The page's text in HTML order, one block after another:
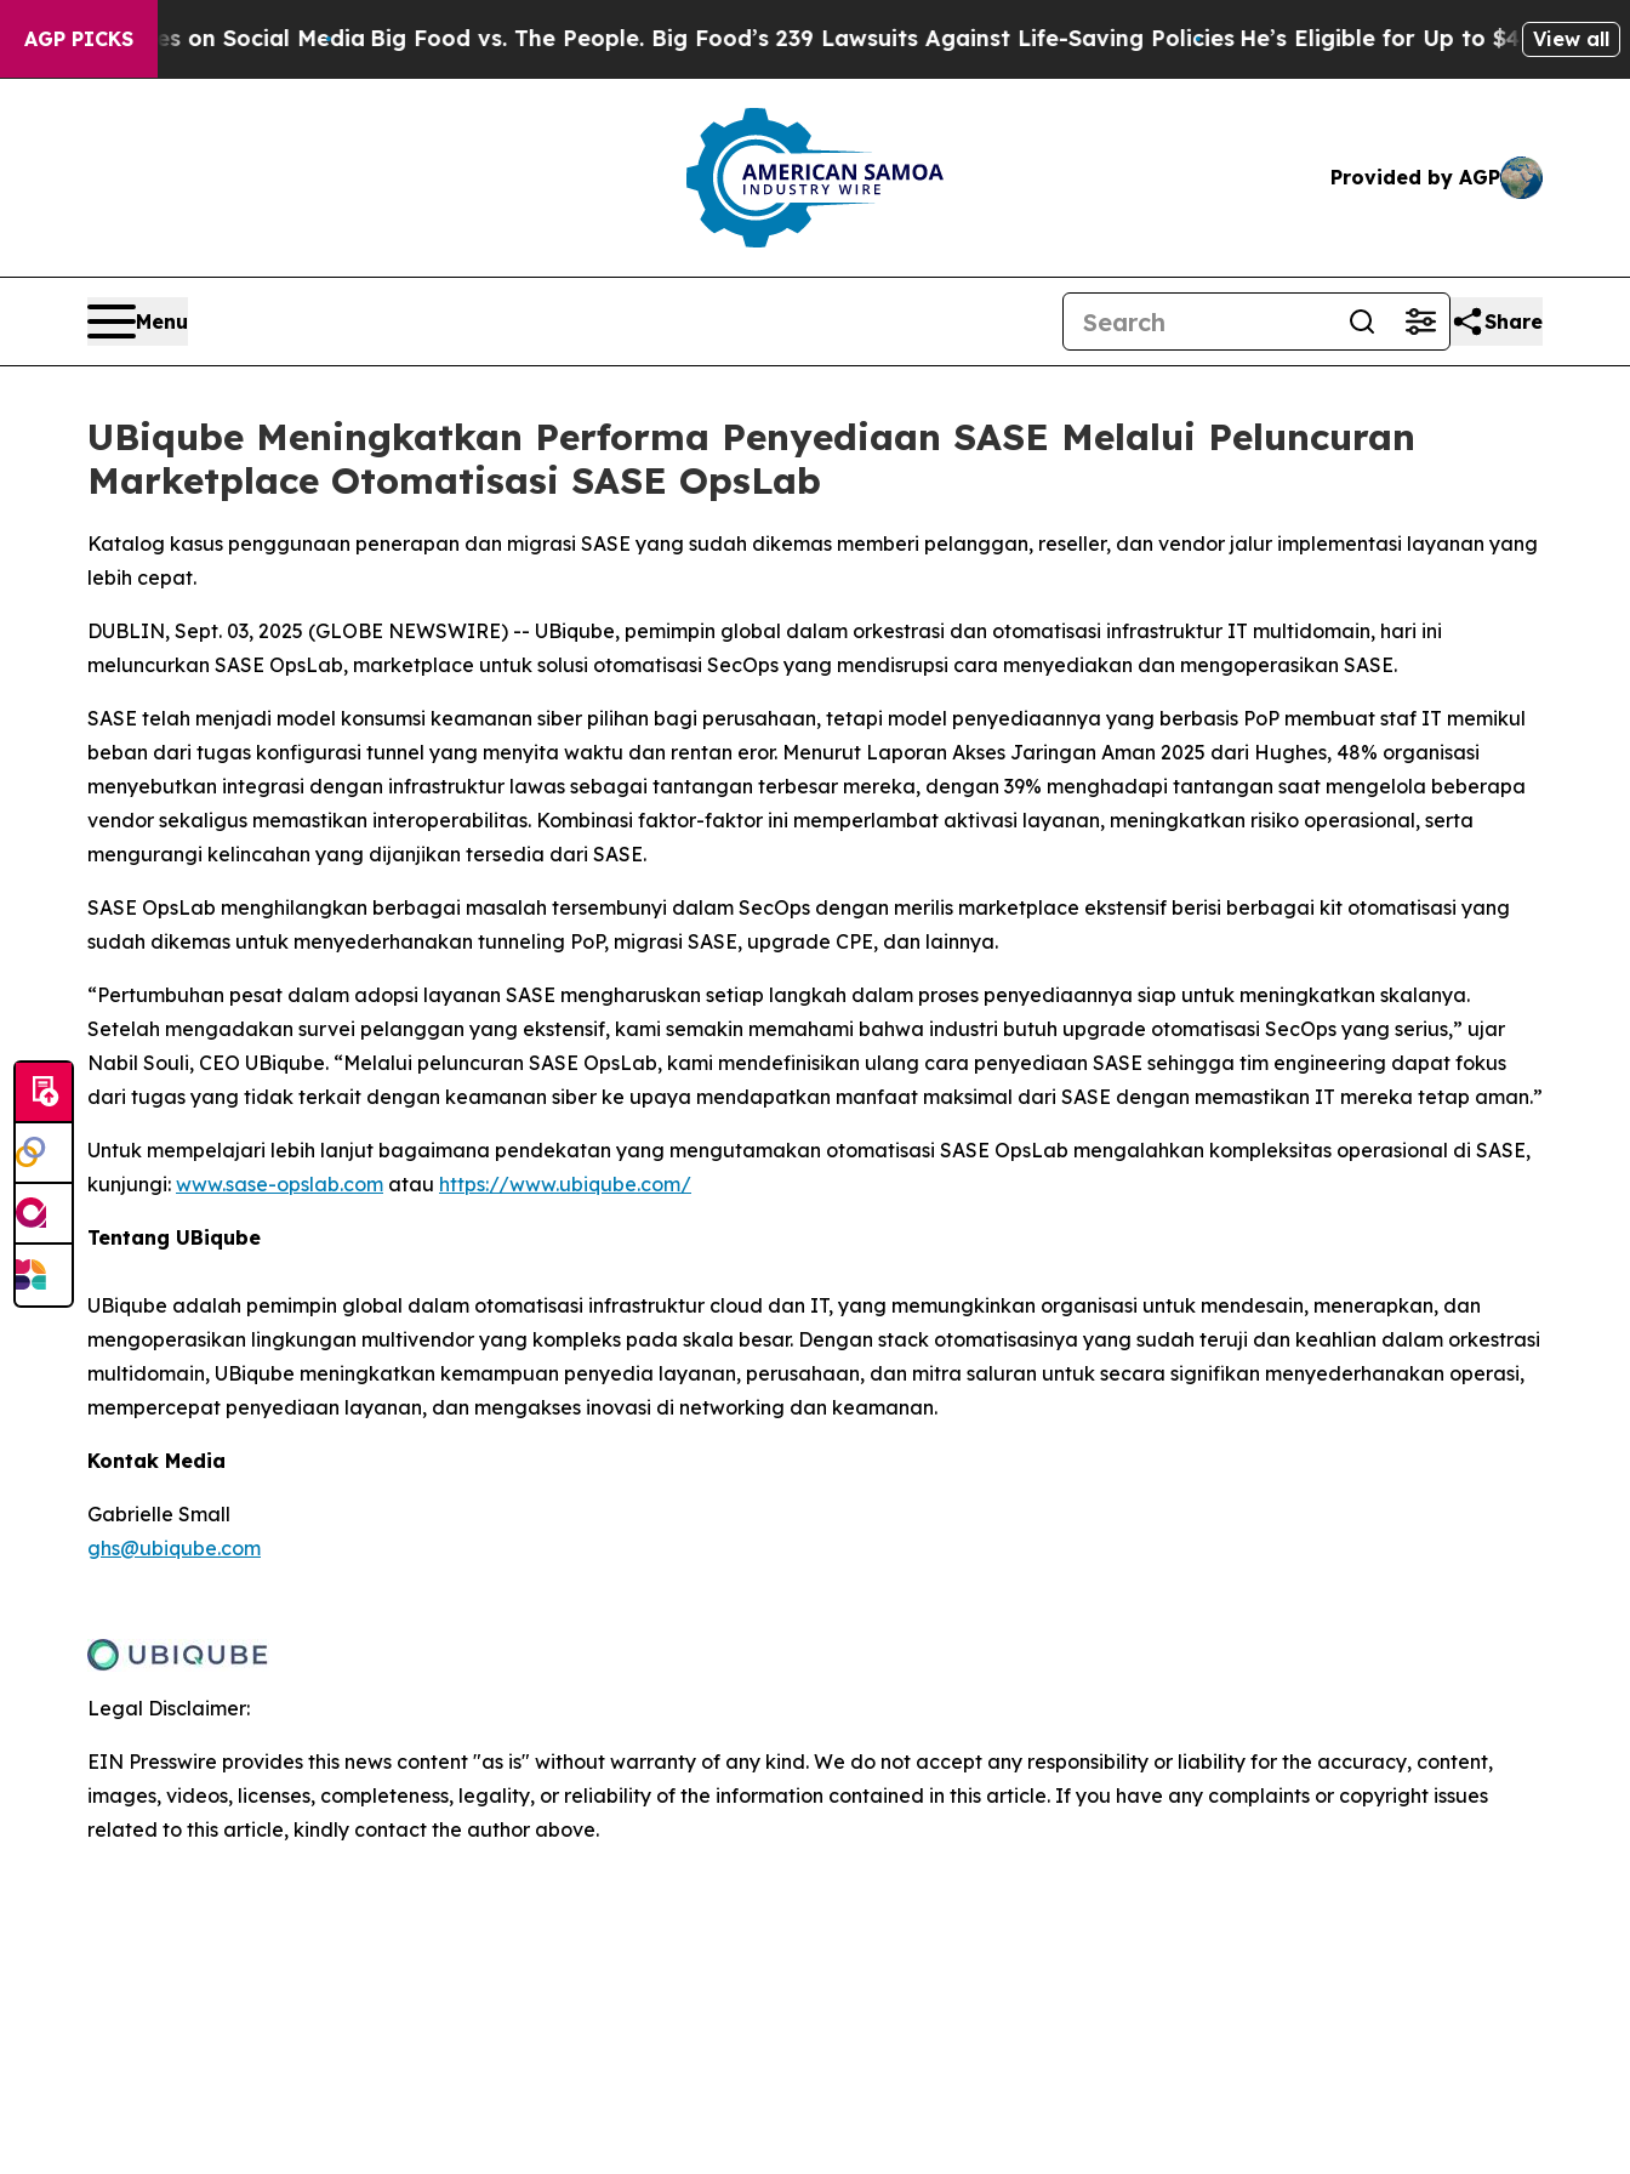
AGP PICKSon Social Media Big Food vs. The People. Big Food’s 239 Lawsuits Against Life-Saving PoliciesHe’s Eligible for Up to $480,000 After
View all
Provided by AGP
Menu Share
UBiqube Meningkatkan Performa Penyediaan SASE Melalui Peluncuran
Marketplace Otomatisasi SASE OpsLab
Katalog kasus penggunaan penerapan dan migrasi SASE yang sudah dikemas memberi pelanggan, reseller, dan vendor jalur implementasi layanan yang
lebih cepat.
DUBLIN, Sept. 03, 2025 (GLOBE NEWSWIRE) -- UBiqube, pemimpin global dalam orkestrasi dan otomatisasi infrastruktur IT multidomain, hari ini
meluncurkan SASE OpsLab, marketplace untuk solusi otomatisasi SecOps yang mendisrupsi cara menyediakan dan mengoperasikan SASE.
SASE telah menjadi model konsumsi keamanan siber pilihan bagi perusahaan, tetapi model penyediaannya yang berbasis PoP membuat staf IT memikul
beban dari tugas konfigurasi tunnel yang menyita waktu dan rentan eror. Menurut Laporan Akses Jaringan Aman 2025 dari Hughes, 48% organisasi
menyebutkan integrasi dengan infrastruktur lawas sebagai tantangan terbesar mereka, dengan 39% menghadapi tantangan saat mengelola beberapa
vendor sekaligus memastikan interoperabilitas. Kombinasi faktor-faktor ini memperlambat aktivasi layanan, meningkatkan risiko operasional, serta
mengurangi kelincahan yang dijanjikan tersedia dari SASE.
SASE OpsLab menghilangkan berbagai masalah tersembunyi dalam SecOps dengan merilis marketplace ekstensif berisi berbagai kit otomatisasi yang
sudah dikemas untuk menyederhanakan tunneling PoP, migrasi SASE, upgrade CPE, dan lainnya.
“Pertumbuhan pesat dalam adopsi layanan SASE mengharuskan setiap langkah dalam proses penyediaannya siap untuk meningkatkan skalanya.
Setelah mengadakan survei pelanggan yang ekstensif, kami semakin memahami bahwa industri butuh upgrade otomatisasi SecOps yang serius,” ujar
Nabil Souli, CEO UBiqube. “Melalui peluncuran SASE OpsLab, kami mendefinisikan ulang cara penyediaan SASE sehingga tim engineering dapat fokus
dari tugas yang tidak terkait dengan keamanan siber ke upaya mendapatkan manfaat maksimal dari SASE dengan memastikan IT mereka tetap aman.”
Untuk mempelajari lebih lanjut bagaimana pendekatan yang mengutamakan otomatisasi SASE OpsLab mengalahkan kompleksitas operasional di SASE,
kunjungi: www.sase-opslab.com atau https://www.ubiqube.com/
Tentang UBiqube
UBiqube adalah pemimpin global dalam otomatisasi infrastruktur cloud dan IT, yang memungkinkan organisasi untuk mendesain, menerapkan, dan
mengoperasikan lingkungan multivendor yang kompleks pada skala besar. Dengan stack otomatisasinya yang sudah teruji dan keahlian dalam orkestrasi
multidomain, UBiqube meningkatkan kemampuan penyedia layanan, perusahaan, dan mitra saluran untuk secara signifikan menyederhanakan operasi,
mempercepat penyediaan layanan, dan mengakses inovasi di networking dan keamanan.
Kontak Media
Gabrielle Small
ghs@ubiqube.com
Legal Disclaimer:
EIN Presswire provides this news content "as is" without warranty of any kind. We do not accept any responsibility or liability for the accuracy, content,
images, videos, licenses, completeness, legality, or reliability of the information contained in this article. If you have any complaints or copyright issues
related to this article, kindly contact the author above.